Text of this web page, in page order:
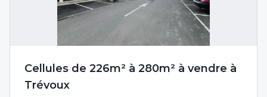
Cellules de 226m² à 280m² à vendre à
Trévoux